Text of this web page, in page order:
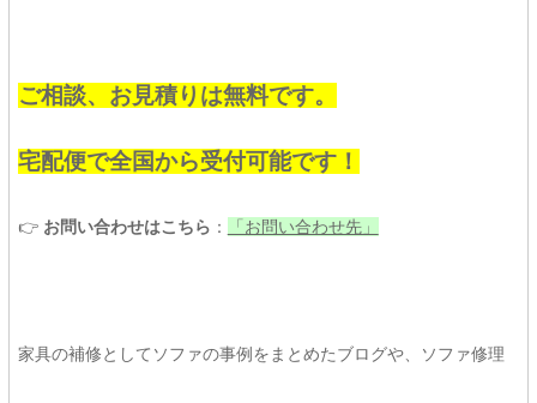
ご相談、お見積りは無料です。
宅配便で全国から受付可能です！
👉 お問い合わせはこちら ： 「お問い合わせ先」
家具の補修としてソファの事例をまとめたブログや、ソファ修理